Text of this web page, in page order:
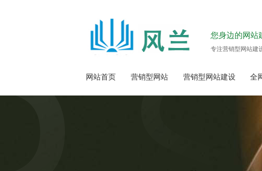
您身边的网站
专注营销型网站建
网站首页 营销型网站 营销型网站建设 全